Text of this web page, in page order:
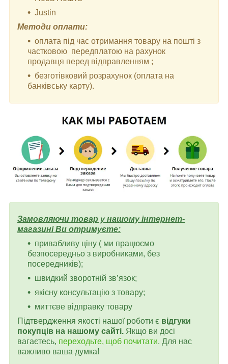
Justin
Методи оплати:
оплата під час отримання товару на пошті з
частковою передплатою на рахунок
продавця перед відправленням ;
безготівковий розрахунок (оплата на
банківську карту).
Замовляючи товар у нашому інтернет-
магазині Ви отримуєте:
привабливу ціну ( ми працюємо
безпосередньо з виробниками, без
посередників);
швидкий зворотній зв’язок;
якісну консультацію з товару;
миттєве відправку товару
Підтвердження якості нашої роботи є відгуки
покупців на нашому сайті. Якщо ви досі
вагаєтесь, переходьте, щоб почитати. Для нас
важливо ваша думка!